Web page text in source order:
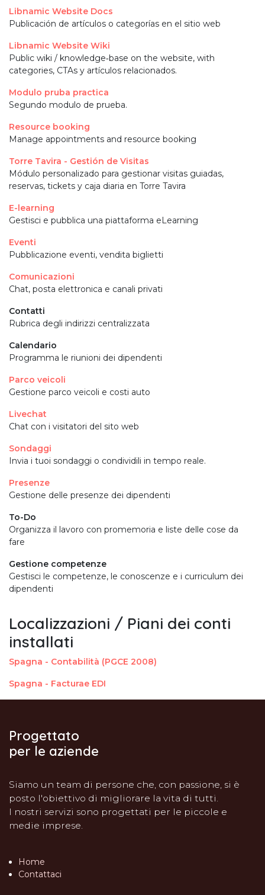
Libnamic Website Docs
Publicación de artículos o categorías en el sitio web
Libnamic Website Wiki
Public wiki / knowledge‑base on the website, with
categories, CTAs y artículos relacionados.
Modulo pruba practica
Segundo modulo de prueba.
Resource booking
Manage appointments and resource booking
Torre Tavira - Gestión de Visitas
Módulo personalizado para gestionar visitas guiadas,
reservas, tickets y caja diaria en Torre Tavira
E-learning
Gestisci e pubblica una piattaforma eLearning
Eventi
Pubblicazione eventi, vendita biglietti
Comunicazioni
Chat, posta elettronica e canali privati
Contatti
Rubrica degli indirizzi centralizzata
Calendario
Programma le riunioni dei dipendenti
Parco veicoli
Gestione parco veicoli e costi auto
Livechat
Chat con i visitatori del sito web
Sondaggi
Invia i tuoi sondaggi o condividili in tempo reale.
Presenze
Gestione delle presenze dei dipendenti
To-Do
Organizza il lavoro con promemoria e liste delle cose da
fare
Gestione competenze
Gestisci le competenze, le conoscenze e i curriculum dei
dipendenti
Localizzazioni / Piani dei conti
installati
Spagna - Contabilità (PGCE 2008)
Spagna - Facturae EDI
Progettato
per le aziende
Siamo un team di persone che, con passione, si è
posto l'obiettivo di migliorare la vita di tutti.
I nostri servizi sono progettati per le piccole e
medie imprese.
Home
Contattaci